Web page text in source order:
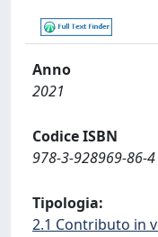
Anno
2021
Codice ISBN
978-3-928969-86-4
Tipologia:
2.1 Contributo in